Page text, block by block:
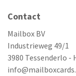
Contact
Mailbox BV
Industrieweg 49/1
3980 Tessenderlo -